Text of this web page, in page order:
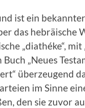
ist ein
das hebräische
„diathéke“,
Buch „Neues
überzeugend
im Sinne
den sie zuvor